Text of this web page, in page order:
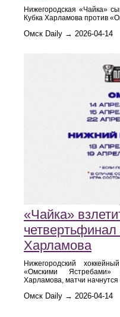
Нижегородская «Чайка»
Кубка Харламова против
Омск Daily → 2026-04-14
«Чайка»
четвертьфинал
Харламова
Нижегородский
«Омскими Ястребами»
Харламова, матчи начнутся
Омск Daily → 2026-04-14